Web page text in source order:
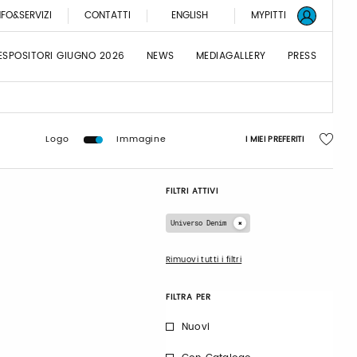
CONTATTI ENGLISH MYPITTI
GIUGNO 2026 NEWS MEDIAGALLERY PRESS
Logo Immagine I MIEI PREFERITI
FILTRI ATTIVI
Universo Denim
Rimuovi tutti i filtri
FILTRA PER
Nuovi